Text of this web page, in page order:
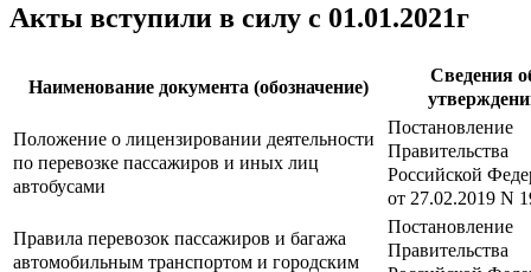
Акты вступили в силу с 01.01.2021г
Наименование документа (обозначение)
Сведения
Положение о лицензировании деятельности
по перевозке пассажиров и иных лиц
автобусами
Постановление
Правительства
Российской
от 27.02.2019 N
Правила перевозок пассажиров и багажа
автомобильным транспортом и городским
Постановление
Правительства